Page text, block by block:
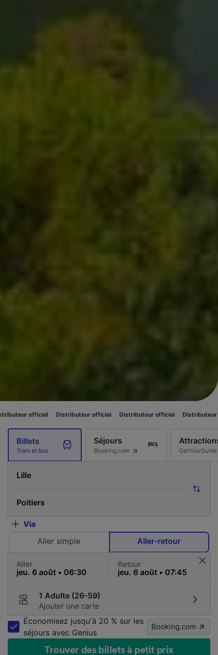
Distributeur officiel Distributeur officiel Distributeur officiel
Billets
Train et bus
Séjours
Booking.com GetYourGuide
Via
Aller simple
Aller-retour
Aller Retour
1 Adulte (26-59)
Ajouter une carte
Économisez jusqu'à 20 % sur les
séjours avec Genius
Booking.com
Trouver des billets à petit prix